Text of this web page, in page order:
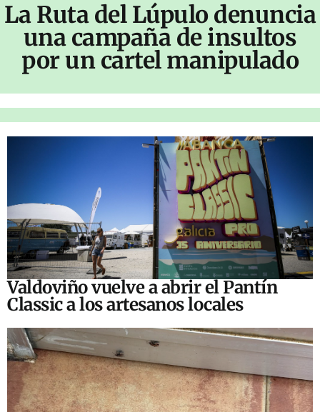
La Ruta del Lúpulo denuncia
una campaña de insultos
por un cartel manipulado
Valdoviño vuelve a abrir el Pantín
Classic a los artesanos locales